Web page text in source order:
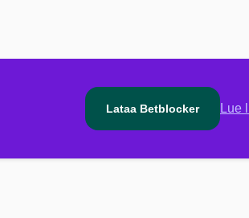
Lataa Betblocker Lue